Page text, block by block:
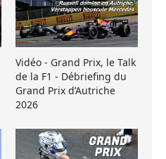
Vidéo - Grand Prix, le Talk
de la F1 - Débriefing du
Grand Prix d’Autriche
2026